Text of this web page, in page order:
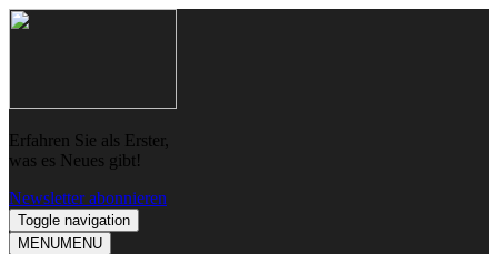
Skip
Skip
Erfahren Sie als Erster,
was es Neues gibt!
Newsletter abonnieren
Toggle navigation
MENUMENU